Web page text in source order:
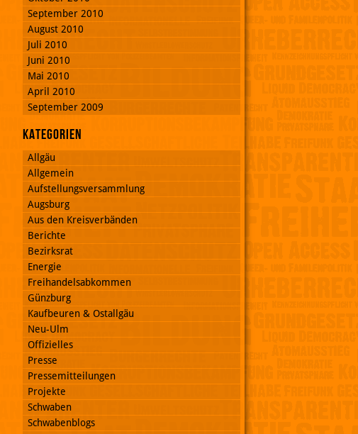
September 2010
August 2010
Juli 2010
Juni 2010
Mai 2010
April 2010
September 2009
Kategorien
Allgäu
Allgemein
Aufstellungsversammlung
Augsburg
Aus den Kreisverbänden
Berichte
Bezirksrat
Energie
Freihandelsabkommen
Günzburg
Kaufbeuren & Ostallgäu
Neu-Ulm
Offizielles
Presse
Pressemitteilungen
Projekte
Schwaben
Schwabenblogs